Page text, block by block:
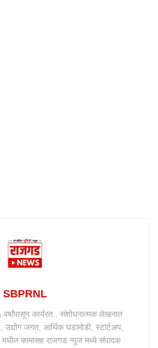
SBPRNL
वर्षांपासून कार्यरत.. संशोधनात्मक लेखनात
उद्योग जगत, आर्थिक घडामोडी, स्टार्टअप,
मधील कामासह राजगड न्यूज मध्ये संपादक